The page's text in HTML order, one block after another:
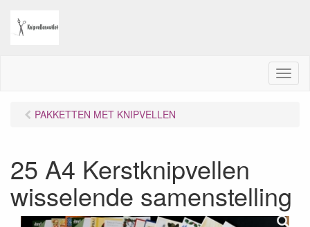
M
e
PAKKETTEN MET KNIPVELLEN
25 A4 Kerstknipvellen
wisselende samenstelling